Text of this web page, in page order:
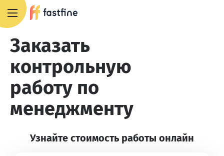
Заказать
контрольную
работу по
менеджменту
Узнайте стоимость работы онлайн